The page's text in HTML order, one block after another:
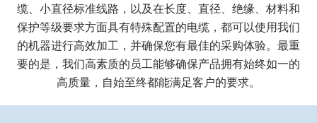
缆、小直径标准线路，以及在长度、直径、绝缘、材料和
保护等级要求方面具有特殊配置的电缆，都可以使用我们
的机器进行高效加工，并确保您有最佳的采购体验。最重
要的是，我们高素质的员工能够确保产品拥有始终如一的
高质量，自始至终都能满足客户的要求。